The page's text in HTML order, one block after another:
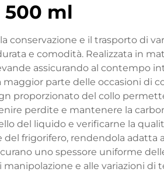
ml
conservazione e il trasporto di
e comodità. Realizzata in
assicurando al contempo
parte delle occasioni di
proporzionato del collo
perdite e mantenere la
del liquido e verificarne la
frigorifero, rendendola adatta
uno spessore uniforme
e alle variazioni di